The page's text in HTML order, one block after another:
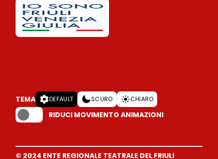
TEMA DEFAULT SCURO CHIARO
RIDUCI MOVIMENTO ANIMAZIONI
© 2024 ENTE REGIONALE TEATRALE DEL FRIULI